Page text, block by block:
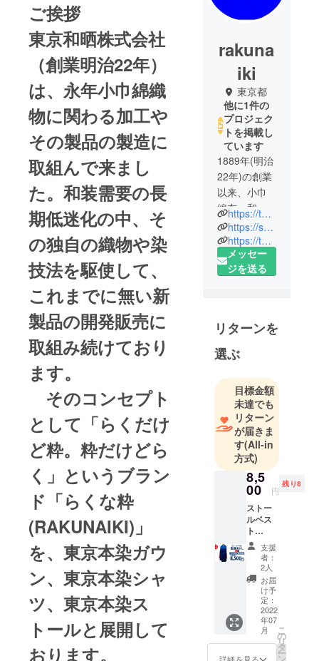
ご挨拶
東京和晒株式会社
（創業明治22年）
は、永年小巾綿織
物に関わる加工や
その製品の製造に
取組んで来まし
た。和装需要の長
期低迷化の中、そ
の独自の織物や染
技法を駆使して、
これまでに無い新
製品の開発販売に
取組み続けており
ます。
そのコンセプト
として「らくだけ
ど粋。粋だけどら
く」というブラン
ド「らくな粋
(RAKUNAIKI)」
を、東京本染ガウ
ン、東京本染シャ
ツ、東京本染ス
トールと展開して
おります。
rakuna
iki
東京都
他に1件の
プロジェク
トを掲載し
ています
1889年(明治
22年)の創業
以来、小巾
綿布・和晒
にこだわり
続けていま
す。
「晒」「ゆ
「先染生
地」「無地
染」など、
時代ととも
に様々な製
品づくりで
お客様とつ
ながって来
ました。
小巾綿布の
即納体制は
もとより、
プロから個
人に至るま
で、オリジ
ナル製作の
多彩なニー
ズにワンス
トップで対
応していま
す。
https://tenugui.co.jp/
https://souzou-kan.info/
https://tokyo-honzome.com/
メッセー
ジを送る
リターンを
選ぶ
目標金額
未達でも
リターン
が届きま
す(All-in
方式)
8,5
00 円
残り8
ストー
ルベス
ト
CAMPF
IRE早割
50％
（税
込・送
料込）
青～紺
ぼか
し 横
柄 一般
販売予
支援
者：
2人
お届
け予
定：
2022
年07
月
こ
の
リ
タ
ー